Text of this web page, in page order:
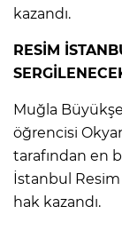
kazandı.
RESİM
Muğla
öğrencisi
tarafından en
İstanbul
hak kazandı.